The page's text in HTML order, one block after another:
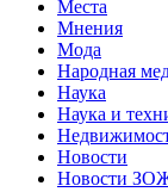
Места
Мнения
Мода
Народная
Наука
Наука и
Новости
Новости